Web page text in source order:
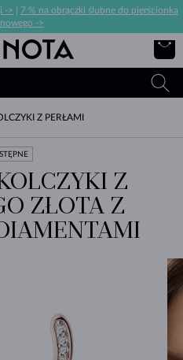
->
7 % na obrączki ślubne do pierścionka
->
Z PERŁAMI
Z
ZŁOTA Z